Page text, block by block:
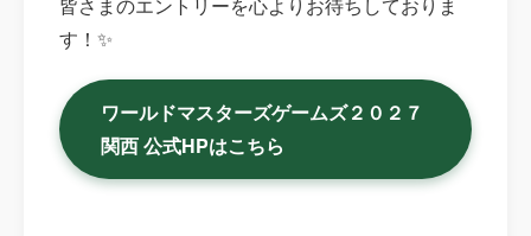
す！✨
ワールドマスターズゲームズ２０２７
関西 公式HPはこちら